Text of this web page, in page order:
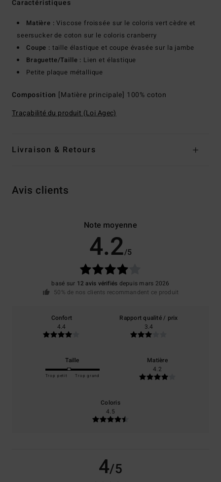
Caractéristiques
Matière :Viscose froissée sur le coloris vert cèdre et
seersucker de coton sur le coloris cranberry
Coupe : taille élastique et coupe évasée sur la jambe
Braguette/Taille : Lien et élastique
Petite plaque métallique
Composition [Matière principale] 100% coton
Traçabilité du produit (Loi Agec)
Livraison & Retours
Avis clients
Note moyenne
4.2/5
basé sur 12 avis vérifiés depuis mars 2026
50% de nos clients recommandent ce produit
Confort
4.4
Rapport qualité / prix
3.4
Taille
Trop petit Trop grand
Matière
4.2
Coloris
4.5
4/5